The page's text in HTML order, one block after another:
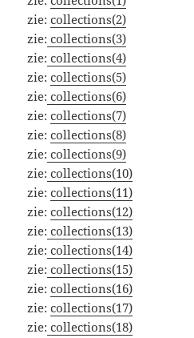
zie:collections(2)
zie: collections(3)
zie: collections(4)
zie:collections(5)
zie: collections(6)
zie:collections(7)
zie:collections(8)
zie: collections(9)
zie: collections(10)
zie:collections(11)
zie:collections(12)
zie: collections(13)
zie: collections(14)
zie: collections(15)
zie:collections(16)
zie:collections(17)
zie: collections(18)